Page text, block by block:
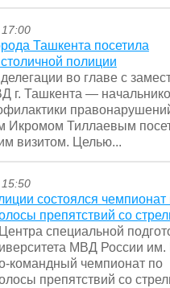
Ташкента посетила
полиции
во главе с
г. Ташкента —
Икромом Тиллаевым
визитом. Целью...
состоялся чемпионат
препятствий со
специальной
МВД России им.
командный чемпионат по
препятствий со